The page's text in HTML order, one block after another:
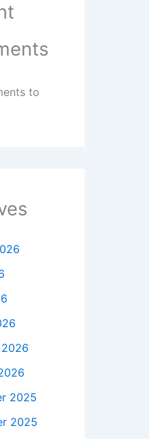
to
2025
2025